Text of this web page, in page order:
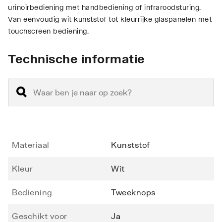
urinoirbediening met handbediening of infraroodsturing.
Van eenvoudig wit kunststof tot kleurrijke glaspanelen met
touchscreen bediening.
Technische informatie
Materiaal Kunststof
Kleur Wit
Bediening Tweeknops
Geschikt voor
Ja